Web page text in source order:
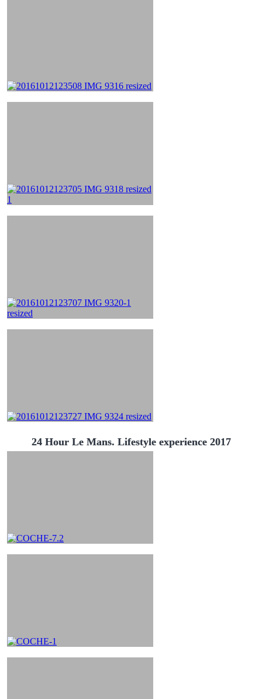
24 Hour Le Mans. Lifestyle experience 2017